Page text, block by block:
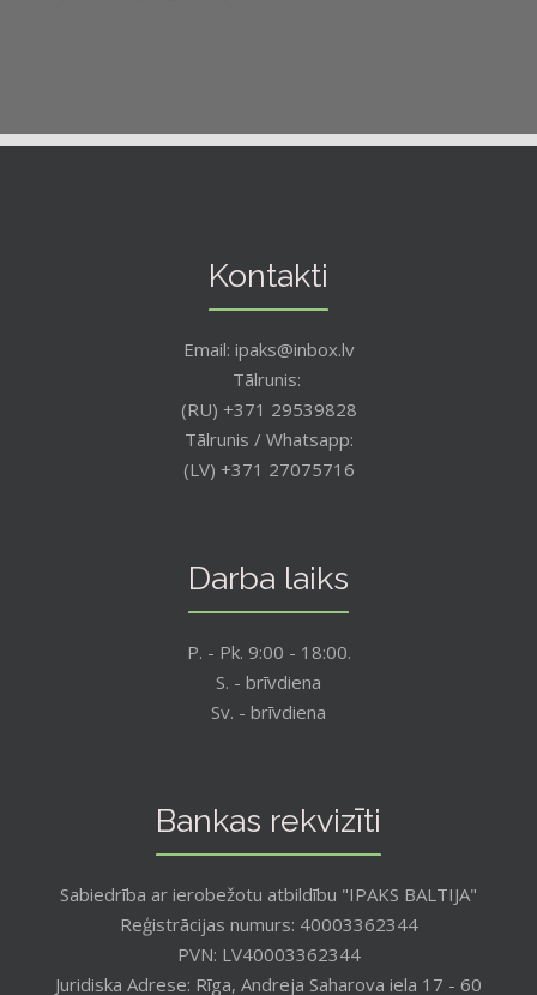
Kontakti
Email: ipaks@inbox.lv
Tālrunis:
(RU) +371 29539828
Tālrunis / Whatsapp:
(LV) +371 27075716
Darba laiks
P. - Pk. 9:00 - 18:00.
S. - brīvdiena
Sv. - brīvdiena
Bankas rekvizīti
Sabiedrība ar ierobežotu atbildību "IPAKS BALTIJA"
Reģistrācijas numurs: 40003362344
PVN: LV40003362344
Juridiska Adrese: Rīga, Andreja Saharova iela 17 - 60